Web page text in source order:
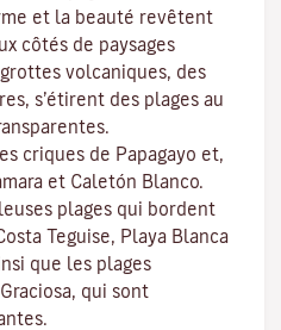
et la beauté revêtent
côtés de paysages
volcaniques, des
s’étirent des plages au
criques de Papagayo et,
et Caletón Blanco.
plages qui bordent
Teguise, Playa Blanca
que les plages
, qui sont